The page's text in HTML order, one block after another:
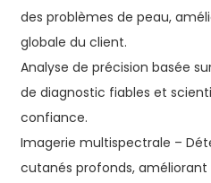
des problèmes de peau,
globale du client.
Analyse de précision basée
de diagnostic fiables et
confiance.
Imagerie multispectrale –
cutanés profonds,